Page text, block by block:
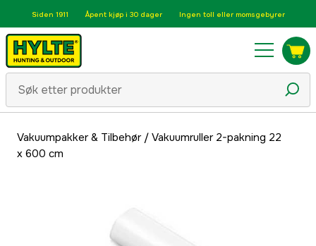
Siden 1911 Åpent kjøp i 30 dager Ingen toll eller momsgebyrer
Vakuumpakker & Tilbehør/ Vakuumruller 2-pakning 22
x 600 cm